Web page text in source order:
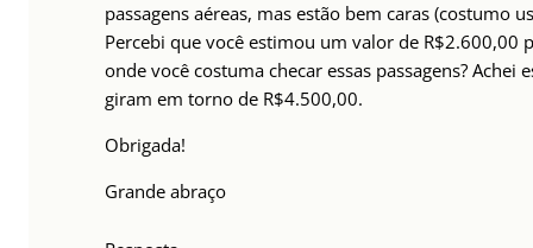
passagens aéreas, mas estão bem caras (costumo
Percebi que você estimou um valor de R$2.600,00
onde você costuma checar essas passagens?
giram em torno de R$4.500,00.
Obrigada!
Grande abraço